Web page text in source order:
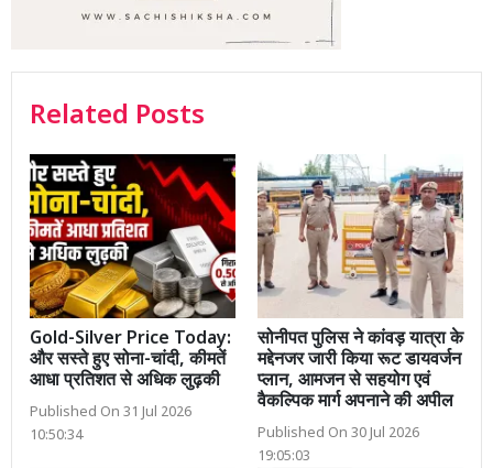
Related Posts
Gold-Silver Price Today:
और सस्ते हुए सोना-चांदी, कीमतें
आधा प्रतिशत से अधिक लुढ़की
Published On 31 Jul 2026
10:50:34
सोनीपत पुलिस ने कांवड़ यात्रा के
मद्देनजर जारी किया रूट डायवर्जन
प्लान, आमजन से सहयोग एवं
वैकल्पिक मार्ग अपनाने की अपील
Published On 30 Jul 2026
19:05:03